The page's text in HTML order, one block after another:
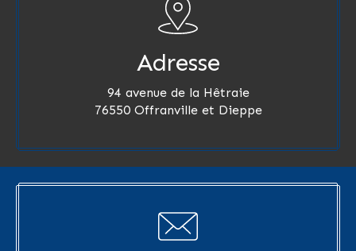
Adresse
94 avenue de la Hêtraie
76550 Offranville et Dieppe